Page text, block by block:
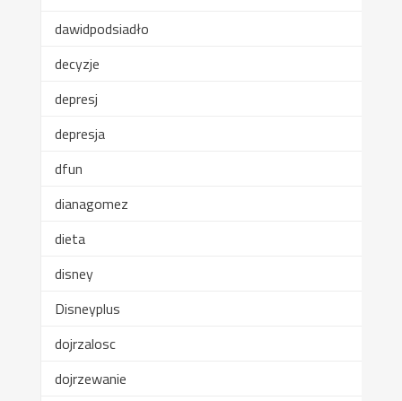
dawidpodsiadło
decyzje
depresj
depresja
dfun
dianagomez
dieta
disney
Disneyplus
dojrzalosc
dojrzewanie